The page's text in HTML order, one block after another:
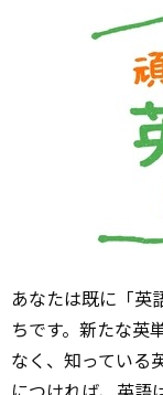
あなたは既に「英
ちです。新たな英
なく、知っている